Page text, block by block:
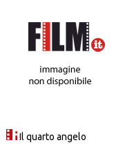
Il quarto angelo